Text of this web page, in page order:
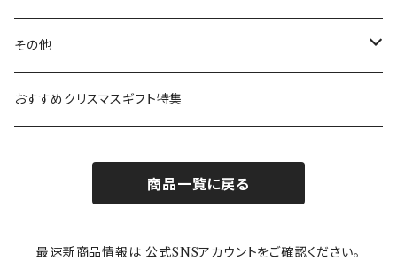
ガラスウェア
カトラリー
ピーターラビット
ポケットモンスター
mofusand（モフサンド）
mofsand×日比谷花壇
LAURA ASHLEY(ローラ アシュレイ)
Finlayson(フィンレイソン)
HANAE MORI(ハナエモリ)
Cecera(セセラ)
CELEC(セレック)
隅切り重箱
さざなみ
吉祥
メイメイウェア
SoSo(ソソ）
その他
リサイクル食器
おすすめクリスマスギフト特集
商品一覧に戻る
最速新商品情報は 公式SNSアカウントをご確認ください。